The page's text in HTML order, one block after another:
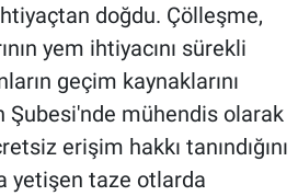
doğdu. Çölleşme,
yem ihtiyacını sürekli
geçim kaynaklarını
Şubesi'nde mühendis olarak
erişim hakkı tanındığını
yetişen taze otlarda